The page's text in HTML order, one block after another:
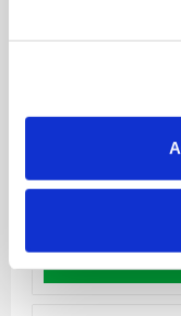
Small
Dentalsticks som
munhälsa